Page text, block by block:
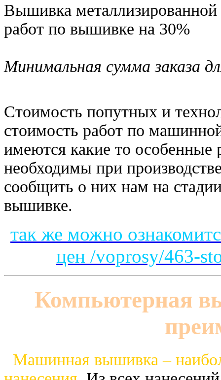
Вышивка
работ по вышивке на 30%
Минимальная сумма заказа
Стоимость попутных и
стоимость работ по
имеются какие то особенные
необходимы при
сообщить о них нам на
вышивке.
так же можно
цен /voprosy/463-
Компьютерная
Машинная вышивка –